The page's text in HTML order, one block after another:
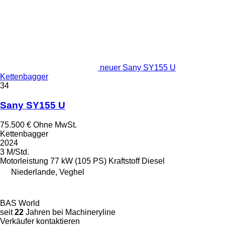
neuer Sany SY155 U
Kettenbagger
34
Sany SY155 U
75.500 € Ohne MwSt.
Kettenbagger
2024
3 M/Std.
Motorleistung 77 kW (105 PS) Kraftstoff Diesel
Niederlande, Veghel
BAS World
seit22 Jahren bei Machineryline
Verkäufer kontaktieren